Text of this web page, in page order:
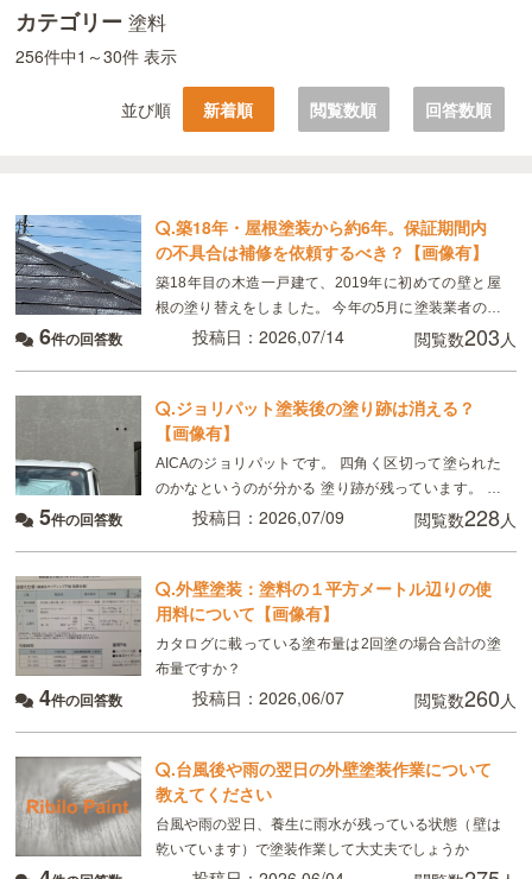
カテゴリー塗料
256件中1～30件 表示
並び順 新着順 閲覧数順 回答数順
.築18年・屋根塗装から約6年。保証期間内
の不具合は補修を依頼するべき？【画像有】
築18年目の木造一戸建て、2019年に初めての壁と屋
根の塗り替えをしました。 今年の5月に塗装業者の委
託会社の方による点検があり、屋根の塗装が塗れてい
6件の回答数 投稿日：2026,07/14 閲覧数203人
.ジョリパット塗装後の塗り跡は消える？
【画像有】
AICAのジョリパットです。 四角く区切って塗られた
のかなというのが分かる 塗り跡が残っています。 ハ
ウスメーカーからは「1〜2年で馴染む、雨の後だから
5件の回答数 投稿日：2026,07/09 閲覧数228人
.外壁塗装：塗料の１平方メートル辺りの使
用料について【画像有】
カタログに載っている塗布量は2回塗の場合合計の塗
布量ですか？
4件の回答数 投稿日：2026,06/07 閲覧数260人
.台風後や雨の翌日の外壁塗装作業について
教えてください
台風や雨の翌日、養生に雨水が残っている状態（壁は
乾いています）で塗装作業して大丈夫でしょうか